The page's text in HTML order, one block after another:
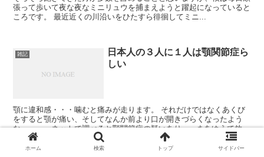
張って歩いて夜な夜なミニリュウを捕まえようと躍起になっていると
ころです。 最近近くの川沿いをひたすら徘徊してミニ...
雑記
日本人の３人に１人は顎関節症ら
しい
顎に違和感・・・噛むと痛みが走ります。 それだけではなくあくび
をすると顎が痛い、そしてなんか前より口が開きづらくなったよう
な・・・。ネットで調べると顎関節症の疑いあり。 まあゆうて放っ
ておいたらそのうち治るでしょと思ったら１０日経って...
ホーム 検索 トップ サイドバー